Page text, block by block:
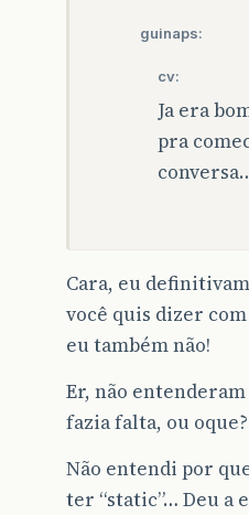
guinaps:
cv:
Ja era
pra
Cara, eu
você quis dizer
eu também não!
Er, não
fazia falta, ou oque?
Não entendi por
ter “static”… Deu a